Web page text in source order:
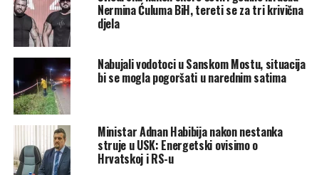
Ipak, najzaslužniji za jučerašnji spektakl u Sani bili su
pripadnici različitih jedinica MUP-a USK-a. U pokaznoj
pronalazio narkotike skrivene u automobilu kod vozača.
Uslijedila je vježba odgovora na terorističku prijetnju, gdje
su pripadnici specijalne policije uspješno neutralizovali
Dejstva na vodi
Nermina Ćuluma BiH, tereti se za tri krivična
djela
Nabujali vodotoci u Sanskom Mostu, situacija
bi se mogla pogoršati u narednim satima
Ministar Adnan Habibija nakon nestanka
struje u USK: Energetski ovisimo o
Hrvatskoj i RS-u